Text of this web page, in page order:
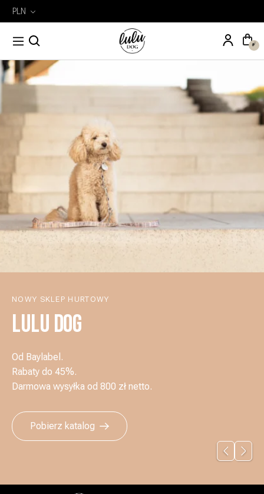
PLN
Wyszukiwarka
produktów
NOWY SKLEP HURTOWY
LULU DOG
Od Baylabel.
Rabaty do 45%.
Darmowa wysyłka od 800 zł netto.
Pobierz katalog